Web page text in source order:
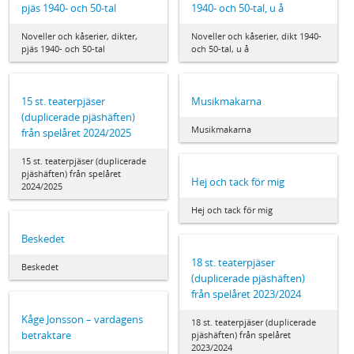
pjäs 1940- och 50-tal
Noveller och kåserier, dikter,
pjäs 1940- och 50-tal
1940- och 50-tal, u å
Noveller och kåserier, dikt 1940-
och 50-tal, u å
15 st. teaterpjäser
(duplicerade pjäshäften)
från spelåret 2024/2025
15 st. teaterpjäser (duplicerade
pjäshäften) från spelåret
2024/2025
Musikmakarna
Musikmakarna
Hej och tack för mig
Hej och tack för mig
Beskedet
Beskedet
18 st. teaterpjäser
(duplicerade pjäshäften)
från spelåret 2023/2024
18 st. teaterpjäser (duplicerade
pjäshäften) från spelåret
2023/2024
Kåge Jonsson – vardagens
betraktare